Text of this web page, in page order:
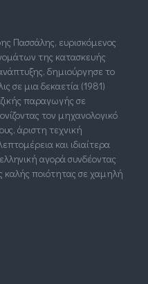
Πασσάλης, ευρισκόμενος
της κατασκευής
δημιούργησε το
σε μια δεκαετία (1981)
παραγωγής σε
τον μηχανολογικό
άριστη τεχνική
και ιδιαίτερα
αγορά συνδέοντας
ποιότητας σε χαμηλή